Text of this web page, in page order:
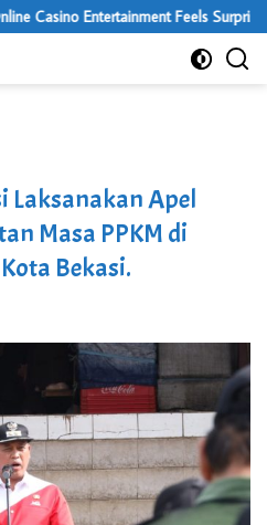
Casino Entertainment Feels
Laksanakan Apel
Masa PPKM di
Bekasi.